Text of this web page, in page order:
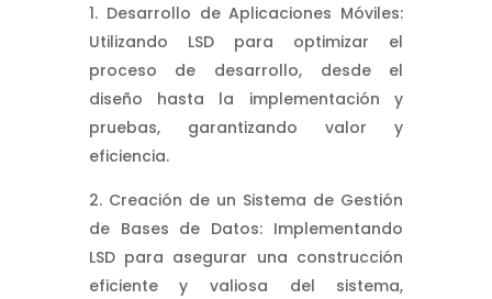
Desarrollo de Aplicaciones Móviles:
Utilizando LSD para optimizar el
proceso de desarrollo, desde el
diseño hasta la implementación y
pruebas, garantizando valor y
eficiencia.
Creación de un Sistema de Gestión
de Bases de Datos: Implementando
LSD para asegurar una construcción
eficiente y valiosa del sistema,